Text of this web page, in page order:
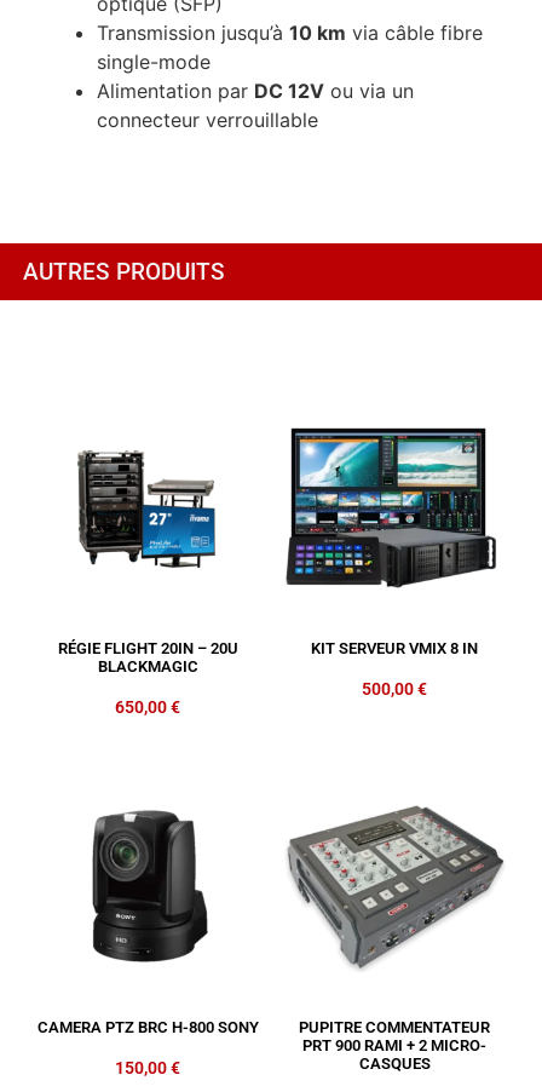
Transmission jusqu’à 10 km via câble fibre
single-mode
Alimentation par DC 12V ou via un
connecteur verrouillable
AUTRES PRODUITS
RÉGIE FLIGHT 20IN – 20U
BLACKMAGIC
650,00€
KIT SERVEUR VMIX 8 IN
500,00€
CAMERA PTZ BRC H-800 SONY
150,00€
PUPITRE COMMENTATEUR
PRT 900 RAMI + 2 MICRO-
CASQUES